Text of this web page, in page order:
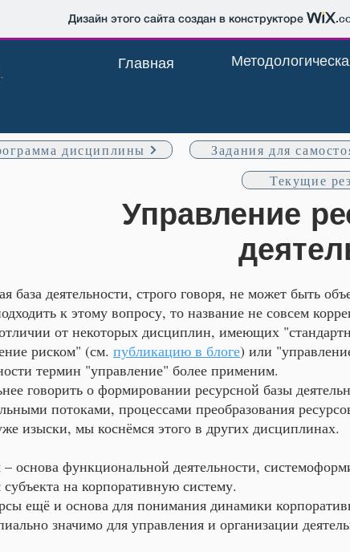
Дизайн этого сайта создан в конструкторе
Главная
дисциплины Задания для
Текущие
Управление
база деятельности, строго говоря, не может быть
к этому вопросу, то название не совсем
от некоторых дисциплин, имеющих
риском" (см. публикацию в блоге) или
термин "управление" более применим.
говорить о формировании ресурсной базы
потоками, процессами преобразования
изыски, мы коснёмся этого в других дисциплинах.
– основа функциональной деятельности,
на корпоративную систему.
ещё и основа для понимания динамики
значимо для управления и организации